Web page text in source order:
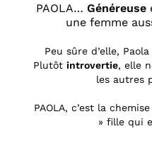
PAOLA…Généreuse
une femme
Peu sûre d’elle,
Plutôtintrovertie, elle
les autres
PAOLA, c’est la
» fille qui